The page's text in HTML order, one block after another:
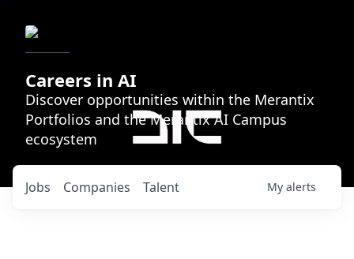
Careers in AI
Discover opportunities within the Merantix
Portfolios and the Merantix AI Campus
ecosystem
Jobs Companies Talent My alerts